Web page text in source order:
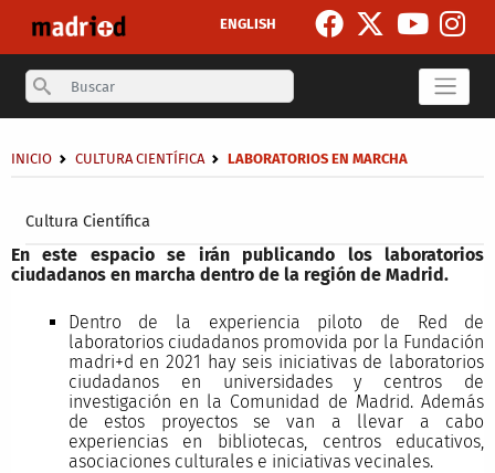
ENGLISH
Search
Cultura Científica
Sobrescribir enlaces de ayuda a la navegación
INICIO CULTURA CIENTÍFICA LABORATORIOS EN MARCHA
En este espacio se irán publicando los laboratorios
ciudadanos en marcha dentro de la región de Madrid.
Dentro de la experiencia piloto de Red de
laboratorios ciudadanos promovida por la Fundación
madri+d en 2021 hay seis iniciativas de laboratorios
ciudadanos en universidades y centros de
investigación en la Comunidad de Madrid. Además
de estos proyectos se van a llevar a cabo
experiencias en bibliotecas, centros educativos,
asociaciones culturales e iniciativas vecinales.